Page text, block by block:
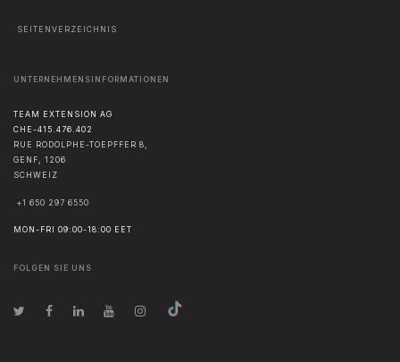
SEITENVERZEICHNIS
UNTERNEHMENSINFORMATIONEN
TEAM EXTENSION AG
CHE-415.476.402
RUE RODOLPHE-TOEPFFER 8,
GENF, 1206
SCHWEIZ
+1 650 297 6550
MON-FRI 09:00-18:00 EET
FOLGEN SIE UNS